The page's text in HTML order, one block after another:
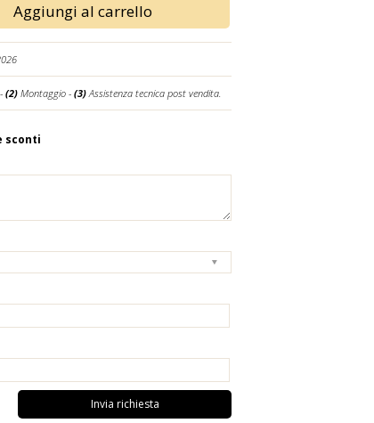
Aggiungi al carrello
(2) Montaggio - (3)Assistenza tecnica post vendita.
sconti
Invia richiesta